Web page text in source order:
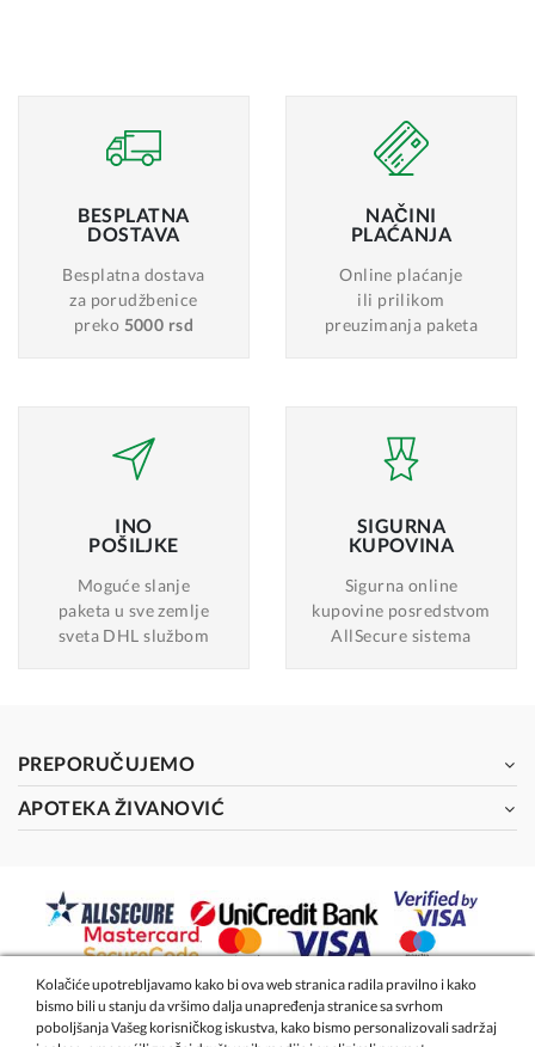
BESPLATNA
DOSTAVA
Besplatna dostava
za porudžbenice
preko 5000 rsd
NAČINI
PLAĆANJA
Online plaćanje
ili prilikom
preuzimanja paketa
INO
POŠILJKE
Moguće slanje
paketa u sve zemlje
sveta DHL službom
SIGURNA
KUPOVINA
Sigurna online
kupovine posredstvom
AllSecure sistema
PREPORUČUJEMO
APOTEKA ŽIVANOVIĆ
2026 - Apoteka Magistra Živanović
Kolačiće upotrebljavamo kako bi ova web stranica radila pravilno i kako
bismo bili u stanju da vršimo dalja unapređenja stranice sa svrhom
poboljšanja Vašeg korisničkog iskustva, kako bismo personalizovali sadržaj